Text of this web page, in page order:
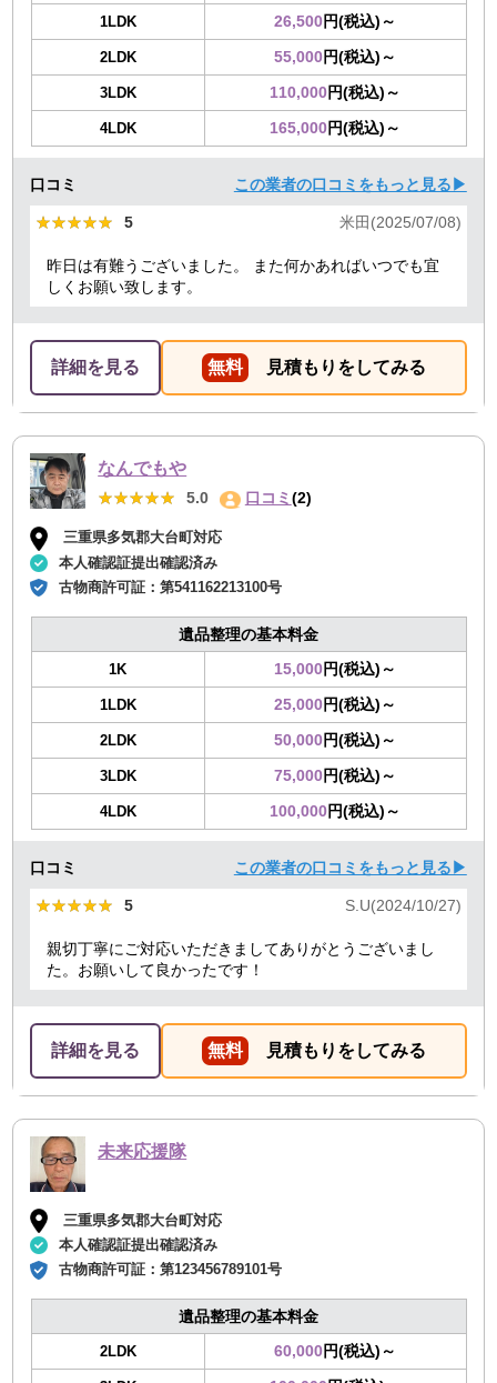
1LDK 26,500円(税込)～
2LDK 55,000円(税込)～
3LDK 110,000円(税込)～
4LDK 165,000円(税込)～
口コミ この業者の口コミをもっと見る▶
★★★★★
★★★★★ 5 米田(2025/07/08)
昨日は有難うございました。 また何かあればいつでも宜
しくお願い致します。
詳細を見る 無料 見積もりをしてみる
なんでもや
★★★★★
★★★★★ 5.0 口コミ(2)
三重県多気郡大台町対応
本人確認証提出確認済み
古物商許可証：第541162213100号
遺品整理の基本料金
1K 15,000円(税込)～
1LDK 25,000円(税込)～
2LDK 50,000円(税込)～
3LDK 75,000円(税込)～
4LDK 100,000円(税込)～
口コミ この業者の口コミをもっと見る▶
★★★★★
★★★★★ 5 S.U(2024/10/27)
親切丁寧にご対応いただきましてありがとうございまし
た。お願いして良かったです！
詳細を見る 無料 見積もりをしてみる
未来応援隊
三重県多気郡大台町対応
本人確認証提出確認済み
古物商許可証：第123456789101号
遺品整理の基本料金
2LDK 60,000円(税込)～